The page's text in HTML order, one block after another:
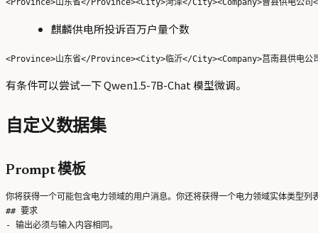
麒麟供电所投诉百万户量个数
有条件可以尝试一下 Qwen1.5-7B-Chat 模型微调。
自定义数据集
Prompt 模板
你将获得一个可能包含电力领域的用户消息。你还将获得一个电力领域实体类型
## 要求
- 输出必须与输入内容相同。